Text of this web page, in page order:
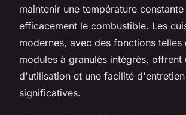
maintenir une température
efficacement le combustible. Les
modernes, avec des fonctions telles
modules à granulés intégrés,
d'utilisation et une facilité d'entretien
significatives.